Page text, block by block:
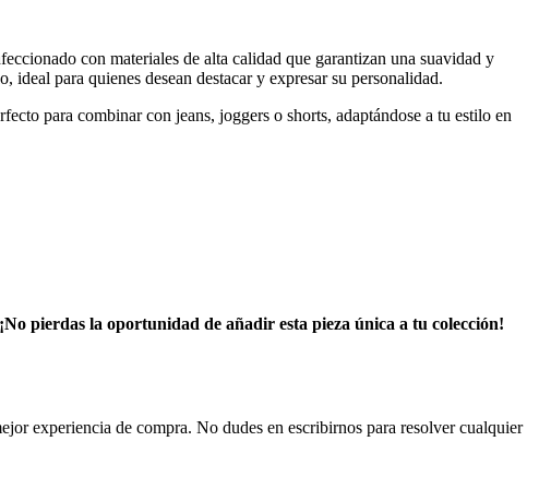
con materiales de alta calidad que garantizan una suavidad y
para quienes desean destacar y expresar su personalidad.
para combinar con jeans, joggers o shorts, adaptándose a tu estilo en
¡No pierdas la oportunidad de añadir esta pieza única a tu colección!
experiencia de compra. No dudes en escribirnos para resolver cualquier